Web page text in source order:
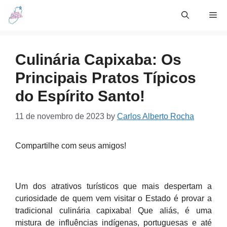
Skip
Culinária Capixaba: Os
Principais Pratos Típicos
do Espírito Santo!
11 de novembro de 2023 by Carlos Alberto Rocha
Compartilhe com seus amigos!
Um dos atrativos turísticos que mais despertam a
curiosidade de quem vem visitar o Estado é provar a
tradicional culinária capixaba! Que aliás, é uma
mistura de influências indígenas, portuguesas e até